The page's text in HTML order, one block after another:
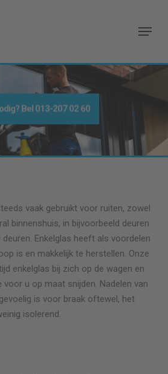
Menu
? Bel 013-207 02 60
vaak gebruikt voor ruiten, zowel
binnenshuis, in bijvoorbeeld deuren
Enkelglas heeft als voordelen
is en makkelijk te herstellen. Onze
enkelglas bij zich op de wagen en
voor u op maat snijden. Nadelen van
is voor braak oftewel, het
isolerend.